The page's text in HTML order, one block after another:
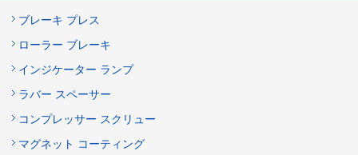
ブレーキ プレス
ローラー ブレーキ
インジケーター ランプ
ラバー スペーサー
コンプレッサー スクリュー
マグネット コーティング